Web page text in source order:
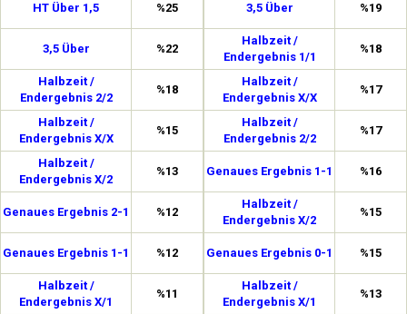
HT Über 1,5 %25
3,5 Über %22
Halbzeit /
Endergebnis 2/2
%18
Halbzeit /
Endergebnis X/X
%15
Halbzeit /
Endergebnis X/2
%13
Genaues Ergebnis 2-1 %12
Genaues Ergebnis 1-1 %12
Halbzeit /
Endergebnis X/1
%11
3,5 Über %19
Halbzeit /
Endergebnis 1/1
%18
Halbzeit /
Endergebnis X/X
%17
Halbzeit /
Endergebnis 2/2
%17
Genaues Ergebnis 1-1 %16
Halbzeit /
Endergebnis X/2
%15
Genaues Ergebnis 0-1 %15
Halbzeit /
Endergebnis X/1
%13